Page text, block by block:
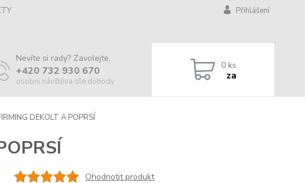
Přihlášení
Nevíte si rady? Zavolejte.
+420 732 930 670
osobní návštěva dle dohody
0 ks
za
DEKOLT A POPRSÍ
Ohodnotit produkt